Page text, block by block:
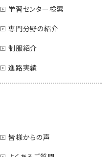
学習センター検索
専門分野の紹介
制服紹介
進路実績
皆様からの声